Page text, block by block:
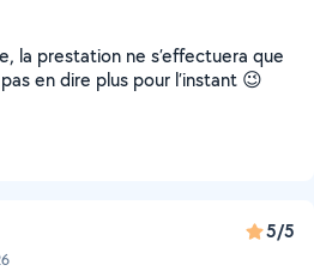
la prestation ne s’effectuera que
en dire plus pour l’instant 😉
5/5